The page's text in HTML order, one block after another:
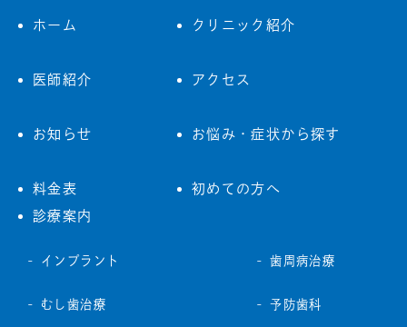
ホーム クリニック紹介
医師紹介 アクセス
お知らせ お悩み・症状から探す
料金表
初めての方へ
診療案内
インプラント 歯周病治療
むし歯治療 予防歯科